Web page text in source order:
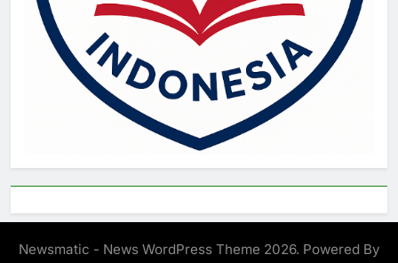
Newsmatic - News WordPress Theme 2026. Powered By